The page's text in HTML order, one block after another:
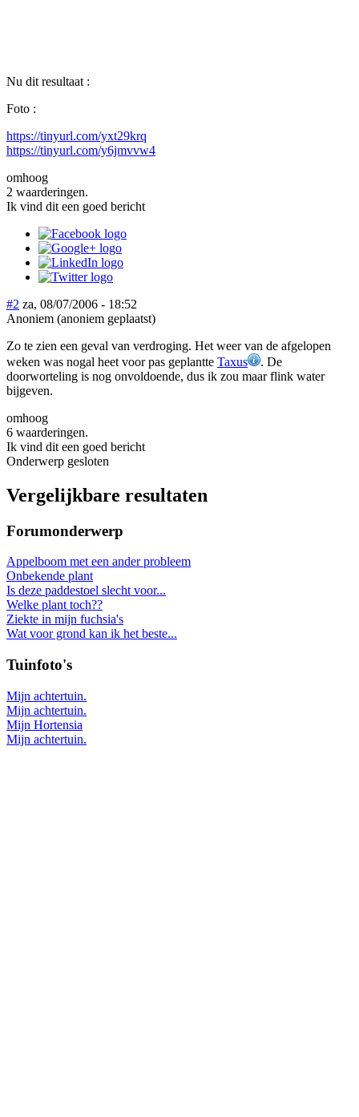
Nu dit resultaat :
Foto :
https://tinyurl.com/yxt29krq
https://tinyurl.com/y6jmvvw4
omhoog
2 waarderingen.
Ik vind dit een goed bericht
#2 za, 08/07/2006 - 18:52
Anoniem (anoniem geplaatst)
Zo te zien een geval van verdroging. Het weer van de afgelopen
weken was nogal heet voor pas geplantte Taxus
. De
doorworteling is nog onvoldoende, dus ik zou maar flink water
bijgeven.
omhoog
6 waarderingen.
Ik vind dit een goed bericht
Onderwerp gesloten
Vergelijkbare resultaten
Forumonderwerp
Appelboom met een ander probleem
Onbekende plant
Is deze paddestoel slecht voor...
Welke plant toch??
Ziekte in mijn fuchsia's
Wat voor grond kan ik het beste...
Tuinfoto's
Mijn achtertuin.
Mijn achtertuin.
Mijn Hortensia
Mijn achtertuin.